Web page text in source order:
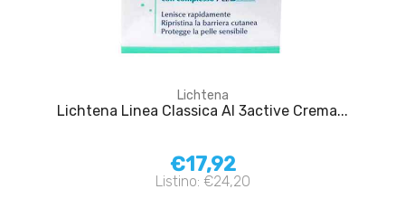
Lichtena
Lichtena Linea Classica AI 3active Crema...
€17,92
Listino: €24,20